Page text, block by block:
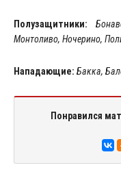
Полузащитники:
Монтоливо, Ночерино,
Нападающие: Бакка,
Понравился